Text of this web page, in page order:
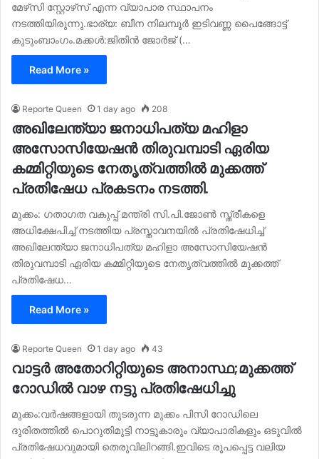
മേഴ്‌സി സ്റ്റോഴ്‌സ് എന്ന വ്യാപാര സ്ഥാപനം
നടത്തിയിരുന്നു.ഭാര്യ: ബീന നിലമ്പൂർ ഇടിവണ്ണ പൈങ്ങോട്ട്
കുടുംബാംഗം.മക്കൾ:ജിതിൻ ജോർജ് (…
Read More »
Reporte Queen 1 day ago 208
അഖിലേന്ത്യാ ജനാധിപത്യ മഹിളാ
അസോസിയേഷൻ തിരുവമ്പാടി ഏരിയ
കമ്മിറ്റിയുടെ നേതൃത്വത്തിൽ മുക്കത്ത്
പ്രതിഷേധ പ്രകടനം നടത്തി.
മുക്കം: ഗതാഗത വകുപ്പ് മന്ത്രി സി.പി.ജോൺ സ്ത്രീകളെ
അധിക്ഷേപിച്ച് നടത്തിയ പ്രസ്താവനയിൽ പ്രതിഷേധിച്ച്
അഖിലേന്ത്യാ ജനാധിപത്യ മഹിളാ അസോസിയേഷൻ
തിരുവമ്പാടി ഏരിയ കമ്മിറ്റിയുടെ നേതൃത്വത്തിൽ മുക്കത്ത്
പ്രതിഷേധ…
Read More »
Reporte Queen 1 day ago 43
വാട്ടർ അതോറിറ്റിയുടെ അനാസ്ഥ;മുക്കത്ത്
റോഡിൽ വാഴ നട്ടു പ്രതിഷേധിച്ചു
മുക്കം:വർഷങ്ങളായി തുടരുന്ന മുക്കം പിസി റോഡിലെ
ദുരിതത്തിൽ പൊറുതിമുട്ടി നാട്ടുകാരും വ്യാപാരികളും ഒടുവിൽ
പ്രതിഷേധവുമായി തെരുവിലിറങ്ങി.ഇവിടെ രൂപപ്പെട്ട വലിയ